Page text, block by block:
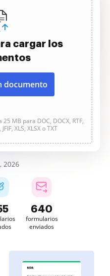
cargar los
documento
MB para DOC, DOCX, RTF,
XLS, XLSX o TXT
2026
640
formularios
enviados